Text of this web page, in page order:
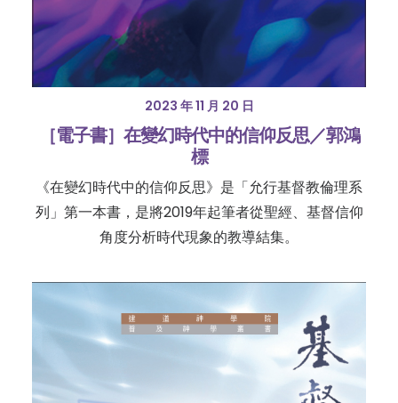
2023 年 11 月 20 日
［電子書］在變幻時代中的信仰反思／郭鴻
標
《在變幻時代中的信仰反思》是「允行基督教倫理系
列」第一本書，是將2019年起筆者從聖經、基督信仰
角度分析時代現象的教導結集。